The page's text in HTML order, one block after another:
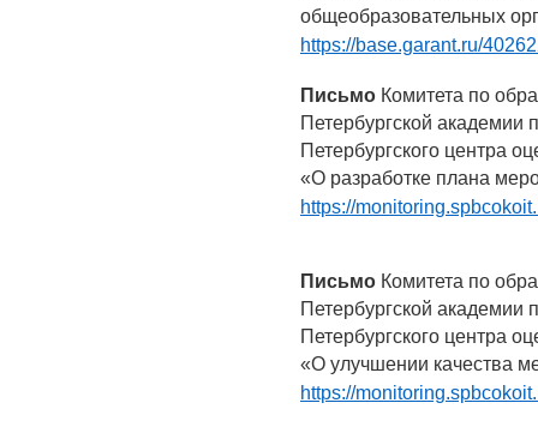
общеобразовательных
https://base.garant.ru/
Письмо Комитета по
Петербургской академии
Петербургского центра
«О разработке плана
https://
Письмо Комитета по
Петербургской академии
Петербургского центра
«О улучшении качества
https://